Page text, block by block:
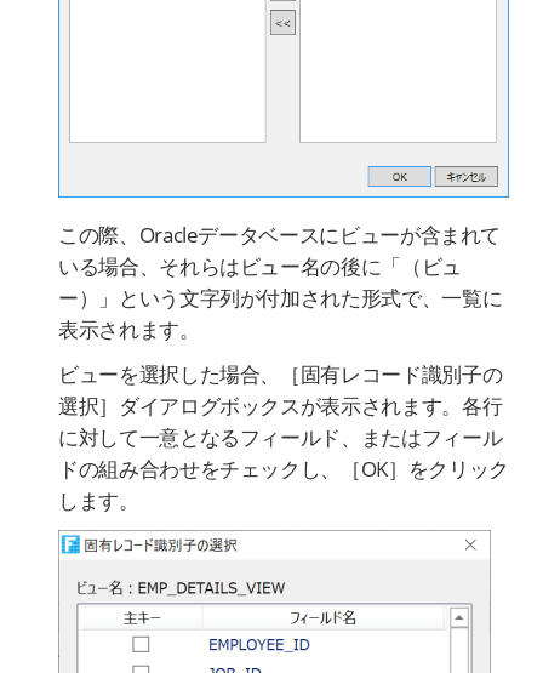
この際、Oracleデータベースにビューが含まれて
いる場合、それらはビュー名の後に「（ビュ
ー）」という文字列が付加された形式で、一覧に
表示されます。
ビューを選択した場合、［固有レコード識別子の
選択］ダイアログボックスが表示されます。各行
に対して一意となるフィールド、またはフィール
ドの組み合わせをチェックし、［OK］をクリック
します。